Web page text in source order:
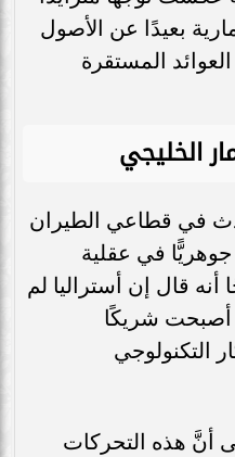
بعيدًا عن الأصول
المستقرة
الخليجي
في قطاعي الطيران
جوهريًّا في عقلية
أنه قال إن أستراليا لم
أصبحت شريكًا
التكنولوجي
أنَّ هذه التحركات